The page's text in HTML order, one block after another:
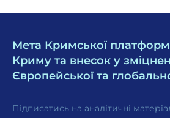
Мета Кримської
Криму та внесок у
Європейської та
Підписатись на аналітичні